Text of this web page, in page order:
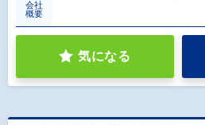
会社
概要
気になる